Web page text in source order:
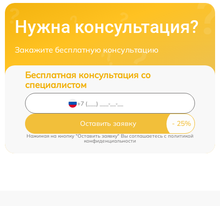
Нужна консультация?
Закажите бесплатную консультацию
Бесплатная консультация со
специалистом
Оставить заявку
Нажимая на кнопку "Оставить заявку" Вы соглашаетесь cполитикой
конфиденциальности